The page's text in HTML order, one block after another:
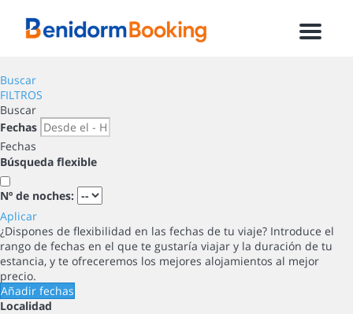
Menu
Buscar
FILTROS
Buscar
Fechas
Fechas
Búsqueda flexible
Nº de noches:
Aplicar
¿Dispones de flexibilidad en las fechas de tu viaje? Introduce el
rango de fechas en el que te gustaría viajar y la duración de tu
estancia, y te ofreceremos los mejores alojamientos al mejor
precio.
Añadir fechas
Localidad